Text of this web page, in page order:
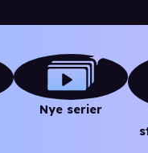
Nye serier